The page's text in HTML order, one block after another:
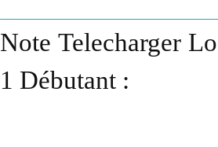
Note Telecharger
1 Débutant :